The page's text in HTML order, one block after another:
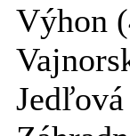
Výhon